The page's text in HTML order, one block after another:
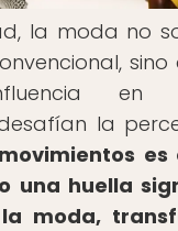
la moda no
en
la
es
una huella
moda,